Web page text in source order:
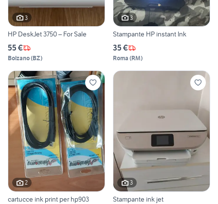
3
HP DeskJet 3750 – For Sale
55 €
Bolzano(BZ)
3
Stampante HP instant Ink
35 €
Roma (RM)
2
cartucce ink print per hp903
3
Stampante ink jet